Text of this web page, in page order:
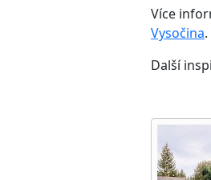
Více
Vysočina.
Další